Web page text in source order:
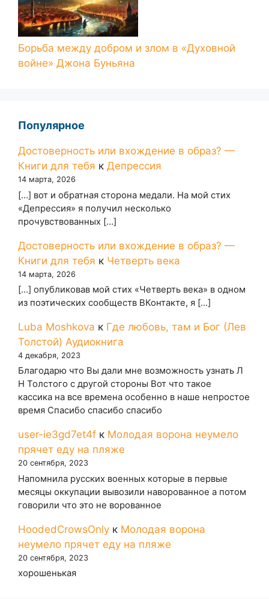
Борьба между добром и злом в «Духовной
войне» Джона Буньяна
Популярное
Достоверность или вхождение в образ? —
Книги для тебя к Депрессия
14 марта, 2026
[…] вот и обратная сторона медали. На мой стих
«Депрессия» я получил несколько
прочувствованных […]
Достоверность или вхождение в образ? —
Книги для тебя к Четверть века
14 марта, 2026
[…] опубликовав мой стих «Четверть века» в одном
из поэтических сообществ ВКонтакте, я […]
Luba Moshkova к Где любовь, там и Бог (Лев
Толстой) Аудиокнига
4 декабря, 2023
Благодарю что Вы дали мне возможность узнать Л
Н Толстого с другой стороны Вот что такое
кассика на все времена особенно в наше непростое
время Спасибо спасибо спасибо
user-ie3gd7et4f к Молодая ворона неумело
прячет еду на пляже
20 сентября, 2023
Напомнила русских военных которые в первые
месяцы оккупации вывозили наворованное а потом
говорили что это не ворованное
HoodedCrowsOnly к Молодая ворона
неумело прячет еду на пляже
20 сентября, 2023
хорошенькая